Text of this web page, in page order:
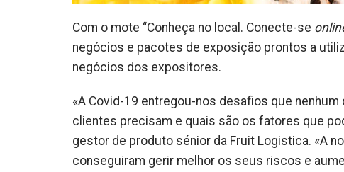
Com o mote “Conheça no local. Conecte-se
negócios e pacotes de exposição prontos a
negócios dos expositores.
«A Covid-19 entregou-nos desafios que
clientes precisam e quais são os fatores que
gestor de produto sénior da Fruit Logistica. «A
conseguiram gerir melhor os seus riscos e